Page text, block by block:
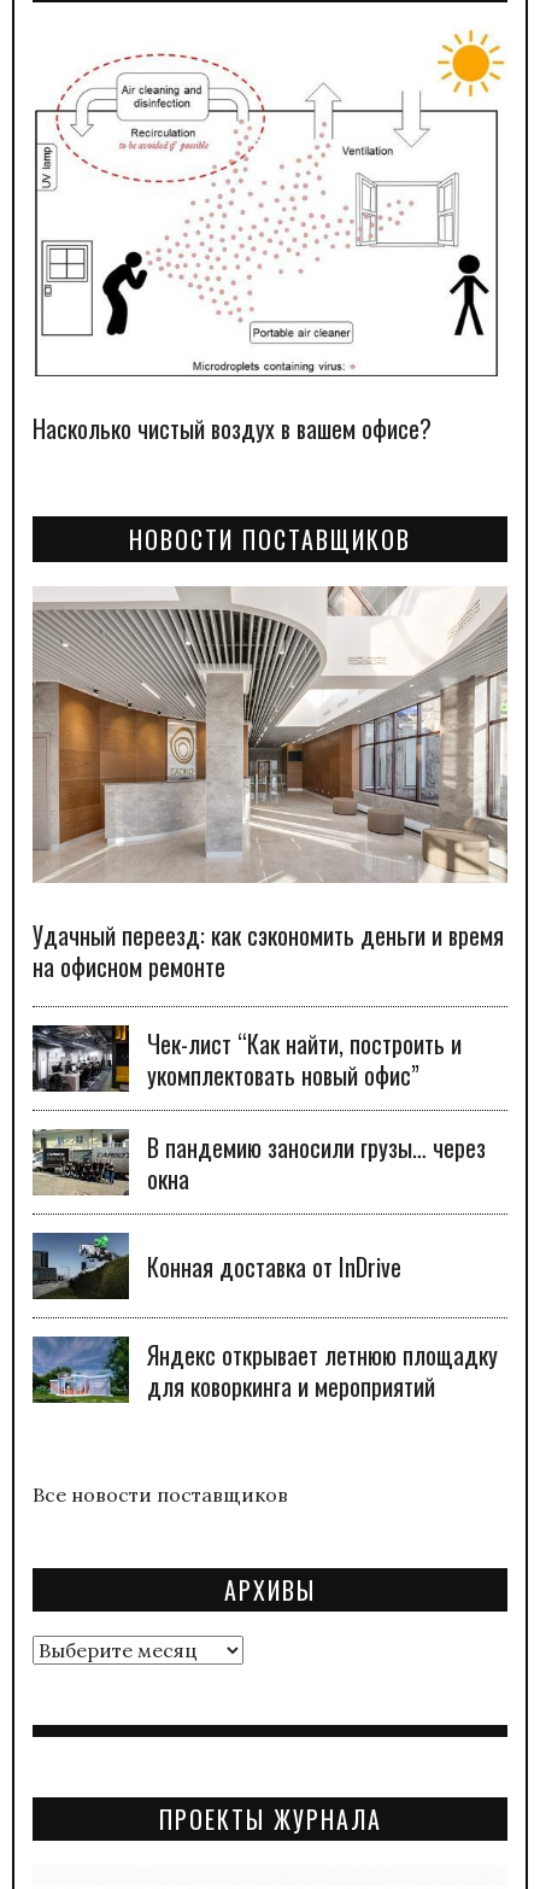
Насколько чистый воздух в вашем офисе?
НОВОСТИ ПОСТАВЩИКОВ
Удачный переезд: как сэкономить деньги и время
на офисном ремонте
Чек-лист “Как найти, построить и
укомплектовать новый офис”
В пандемию заносили грузы… через
окна
Конная доставка от InDrive
Яндекс открывает летнюю площадку
для коворкинга и мероприятий
Все новости поставщиков
АРХИВЫ
Архивы
ПРОЕКТЫ ЖУРНАЛА